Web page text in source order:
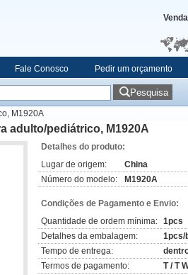
Fale Conosco Pedir um orçamento
Pesquisa
M1920A
adulto/pediátrico, M1920A
Detalhes do produto:
Lugar de origem:
China
Número do modelo:
M1920A
Condições de Pagamento e Envio:
Quantidade de ordem mínima: 1pcs
Detalhes da embalagem:
1pcs/
Tempo de entrega:
Termos de pagamento:
T / T